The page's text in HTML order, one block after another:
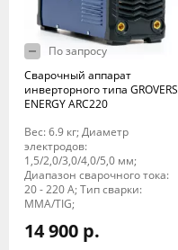
По запросу
Сварочный аппарат
инверторного типа GROVERS
ENERGY ARC220
Вес: 6.9 кг; Диаметр
электродов:
1,5/2,0/3,0/4,0/5,0 мм;
Диапазон сварочного тока:
20 - 220 А; Тип сварки:
MMA/TIG;
14 900 р.